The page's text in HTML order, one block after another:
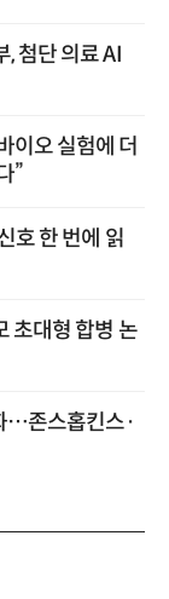
첨단 의료 AI
이오 실험에 더
”
호 한 번에 읽
초대형 합병 논
…존스홉킨스·